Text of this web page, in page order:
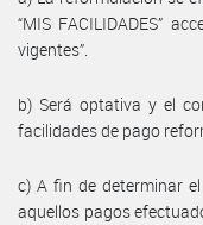
“MIS FACILIDADES”
vigentes”.
b) Será optativa y el
facilidades de pago
c) A fin de determinar
aquellos pagos